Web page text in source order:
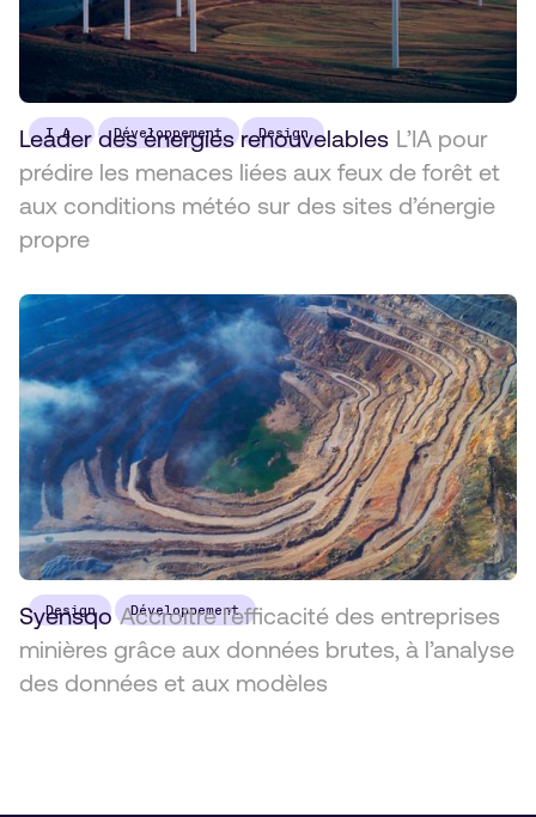
I.A. Développement Design
Leader des énergies renouvelables L’IA pour
prédire les menaces liées aux feux de forêt et
aux conditions météo sur des sites d’énergie
propre
Design Développement
Syensqo Accroître l’efficacité des entreprises
minières grâce aux données brutes, à l’analyse
des données et aux modèles